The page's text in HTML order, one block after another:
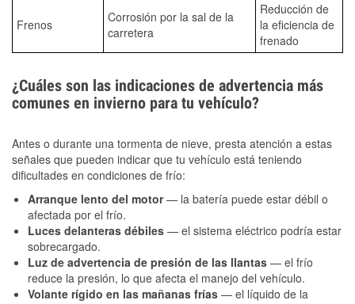
Frenos
Corrosión por la sal de la
carretera
Reducción de
la eficiencia de
frenado
¿Cuáles son las indicaciones de advertencia más
comunes en invierno para tu vehículo?
Antes o durante una tormenta de nieve, presta atención a estas
señales que pueden indicar que tu vehículo está teniendo
dificultades en condiciones de frío:
Arranque lento del motor— la batería puede estar débil o
afectada por el frío.
Luces delanteras débiles — el sistema eléctrico podría estar
sobrecargado.
Luz de advertencia de presión de las llantas — el frío
reduce la presión, lo que afecta el manejo del vehículo.
Volante rígido en las mañanas frías — el líquido de la